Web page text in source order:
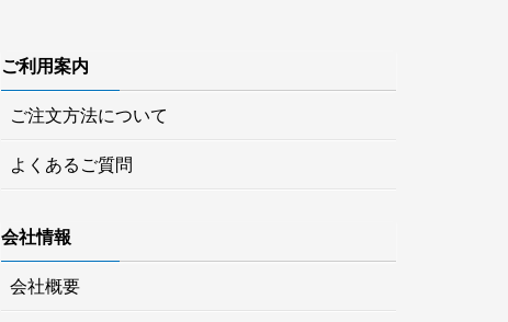
ご利用案内
ご注文方法について
よくあるご質問
会社情報
会社概要